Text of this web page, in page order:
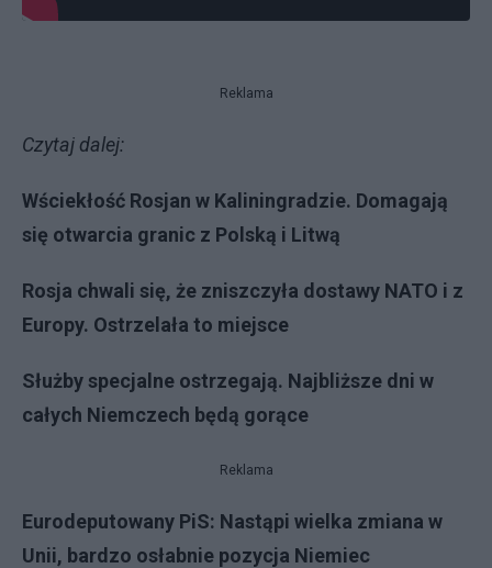
Reklama
Czytaj dalej:
Wściekłość Rosjan w Kaliningradzie. Domagają
się otwarcia granic z Polską i Litwą
Rosja chwali się, że zniszczyła dostawy NATO i z
Europy. Ostrzelała to miejsce
Służby specjalne ostrzegają. Najbliższe dni w
całych Niemczech będą gorące
Reklama
Eurodeputowany PiS: Nastąpi wielka zmiana w
Unii, bardzo osłabnie pozycja Niemiec